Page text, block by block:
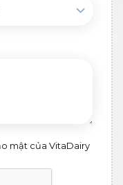
mật của VitaDairy